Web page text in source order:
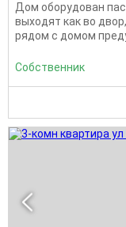
Дом оборудован
выходят как во
рядом с домом
Собственник